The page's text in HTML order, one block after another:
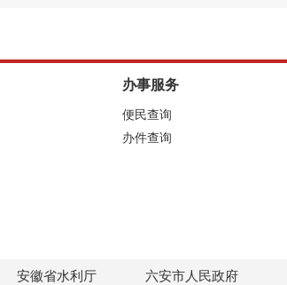
办事服务
便民查询
办件查询
安徽省水利厅 六安市人民政府